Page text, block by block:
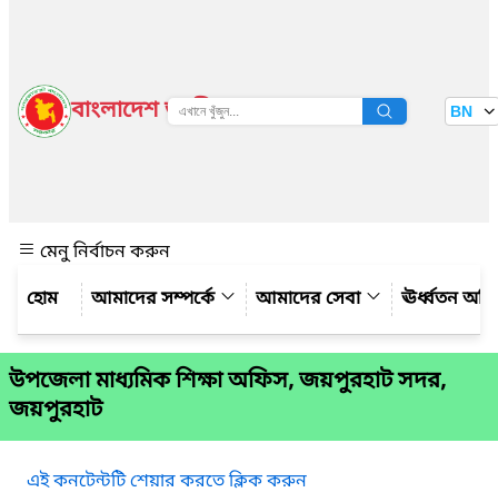
বাংলাদেশ জাতীয় তথ্য বাতায়ন BN
মেনু নির্বাচন করুন
আমাদের সম্পর্কে
আমাদের সেবা ঊর্ধ্বতন
উপজেলা মাধ্যমিক শিক্ষা অফিস, জয়পুরহাট সদর,
জয়পুরহাট
এই কনটেন্টটি শেয়ার করতে ক্লিক করুন